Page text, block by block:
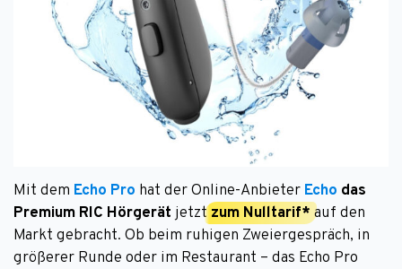
Mit dem Echo Pro hat der Online-Anbieter Echo das
Premium RIC Hörgerät jetzt zum Nulltarif* auf den
Markt gebracht. Ob beim ruhigen Zweiergespräch, in
größerer Runde oder im Restaurant – das Echo Pro